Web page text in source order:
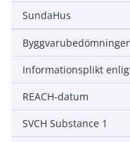
SundaHus
REACH-datum
SVCH Substance 1